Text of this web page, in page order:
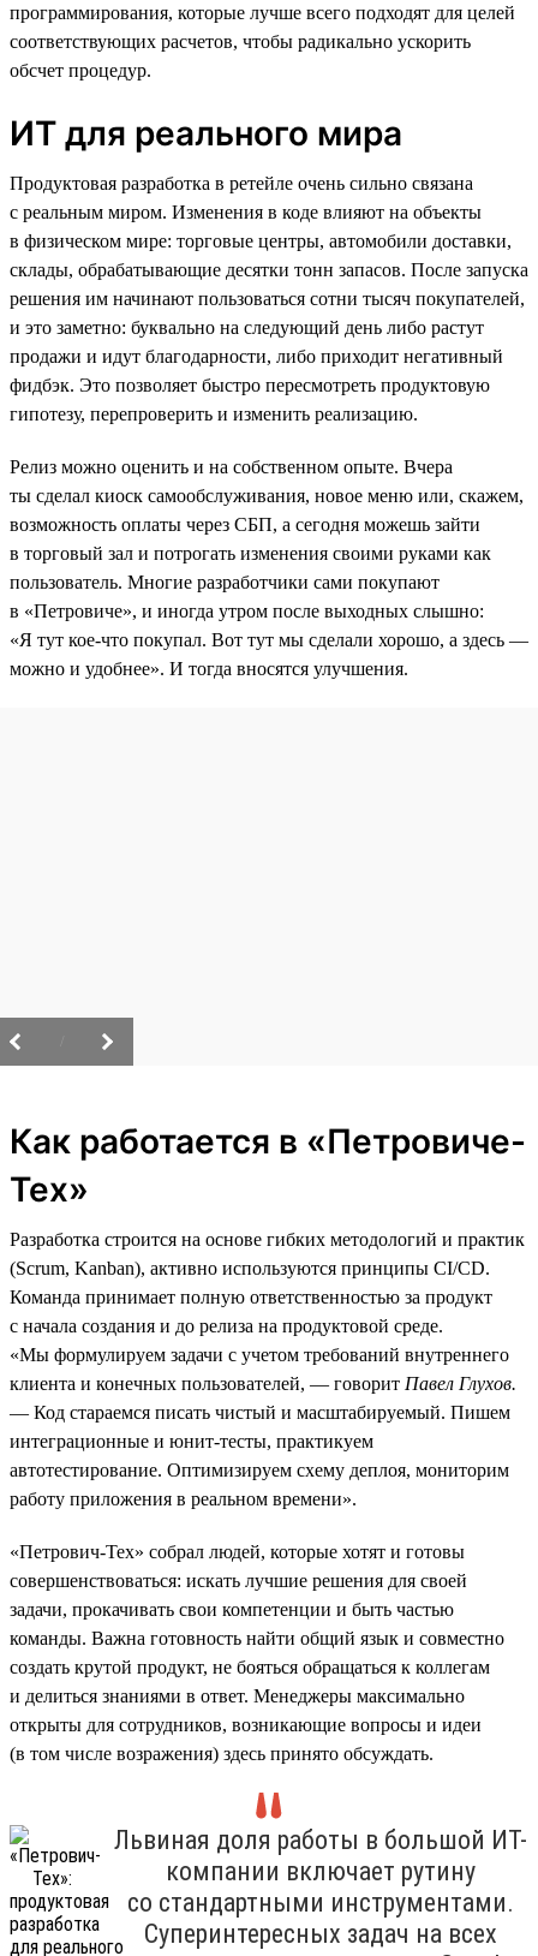
программирования, которые лучше всего подходят для целей
соответствующих расчетов, чтобы радикально ускорить
обсчет процедур.
ИТ для реального мира
Продуктовая разработка в ретейле очень сильно связана
с реальным миром. Изменения в коде влияют на объекты
в физическом мире: торговые центры, автомобили доставки,
склады, обрабатывающие десятки тонн запасов. После запуска
решения им начинают пользоваться сотни тысяч покупателей,
и это заметно: буквально на следующий день либо растут
продажи и идут благодарности, либо приходит негативный
фидбэк. Это позволяет быстро пересмотреть продуктовую
гипотезу, перепроверить и изменить реализацию.
Релиз можно оценить и на собственном опыте. Вчера
ты сделал киоск самообслуживания, новое меню или, скажем,
возможность оплаты через СБП, а сегодня можешь зайти
в торговый зал и потрогать изменения своими руками как
пользователь. Многие разработчики сами покупают
в «Петровиче», и иногда утром после выходных слышно:
«Я тут кое-что покупал. Вот тут мы сделали хорошо, а здесь —
можно и удобнее». И тогда вносятся улучшения.
Как работается в «Петровиче-
Тех»
Разработка строится на основе гибких методологий и практик
(Scrum, Kanban), активно используются принципы CI/CD.
Команда принимает полную ответственностью за продукт
с начала создания и до релиза на продуктовой среде.
«Мы формулируем задачи с учетом требований внутреннего
клиента и конечных пользователей, — говорит Павел Глухов.
— Код стараемся писать чистый и масштабируемый. Пишем
интеграционные и юнит-тесты, практикуем
автотестирование. Оптимизируем схему деплоя, мониторим
работу приложения в реальном времени».
«Петрович-Тех» собрал людей, которые хотят и готовы
совершенствоваться: искать лучшие решения для своей
задачи, прокачивать свои компетенции и быть частью
команды. Важна готовность найти общий язык и совместно
создать крутой продукт, не бояться обращаться к коллегам
и делиться знаниями в ответ. Менеджеры максимально
открыты для сотрудников, возникающие вопросы и идеи
(в том числе возражения) здесь принято обсуждать.
Львиная доля работы в большой ИТ-
компании включает рутину
со стандартными инструментами.
Суперинтересных задач на всех